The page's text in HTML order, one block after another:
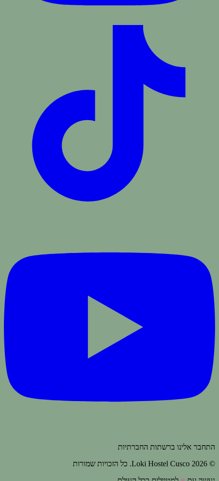
התחבר אלינו ברשתות החברתיות
© 2026 Loki Hostel Cusco.
כל הזכויות שמורות